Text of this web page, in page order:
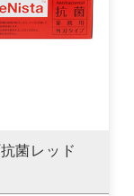
菌レッド